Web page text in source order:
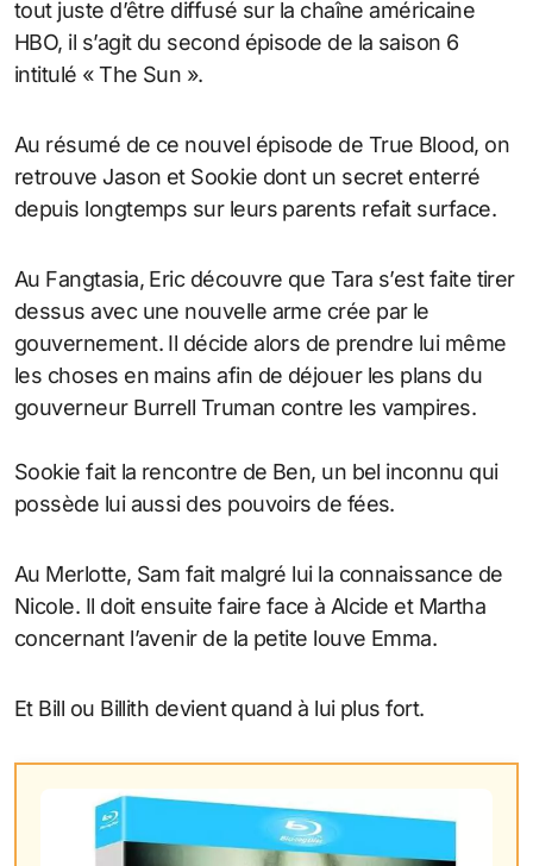
tout juste d’être diffusé sur la chaîne américaine
HBO, il s’agit du second épisode de la saison 6
intitulé « The Sun ».
Au résumé de ce nouvel épisode de True Blood, on
retrouve Jason et Sookie dont un secret enterré
depuis longtemps sur leurs parents refait surface.
Au Fangtasia, Eric découvre que Tara s’est faite tirer
dessus avec une nouvelle arme crée par le
gouvernement. Il décide alors de prendre lui même
les choses en mains afin de déjouer les plans du
gouverneur Burrell Truman contre les vampires.
Sookie fait la rencontre de Ben, un bel inconnu qui
possède lui aussi des pouvoirs de fées.
Au Merlotte, Sam fait malgré lui la connaissance de
Nicole. Il doit ensuite faire face à Alcide et Martha
concernant l’avenir de la petite louve Emma.
Et Bill ou Billith devient quand à lui plus fort.